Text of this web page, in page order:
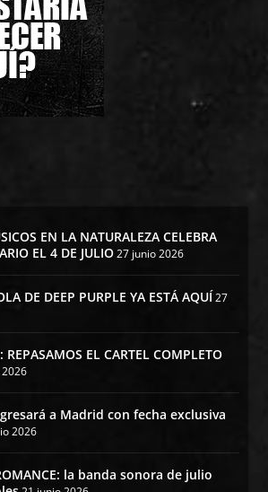
EN LA NATURALEZA CELEBRA
EL 4 DE JULIO 27 junio 2026
DE DEEP PURPLE YA ESTÁ AQUÍ27
REPASAMOS EL CARTEL COMPLETO
a Madrid con fecha exclusiva
2026
la banda sonora de julio